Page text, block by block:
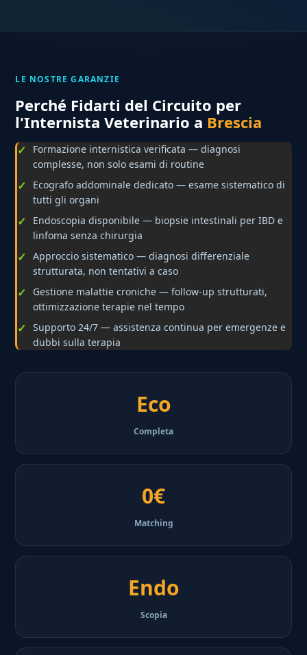
LE NOSTRE GARANZIE
Perché Fidarti del Circuito per
l'Internista Veterinario a Brescia
Formazione internistica verificata — diagnosi
complesse, non solo esami di routine
Ecografo addominale dedicato — esame sistematico di
tutti gli organi
Endoscopia disponibile — biopsie intestinali per IBD e
linfoma senza chirurgia
Approccio sistematico — diagnosi differenziale
strutturata, non tentativi a caso
Gestione malattie croniche — follow-up strutturati,
ottimizzazione terapie nel tempo
Supporto 24/7 — assistenza continua per emergenze e
dubbi sulla terapia
Eco
Completa
0€
Matching
Endo
Scopia